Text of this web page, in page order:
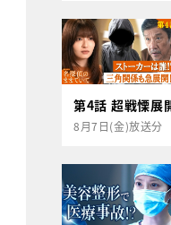
第4話 超戦慄展
8月7日(金)放送分